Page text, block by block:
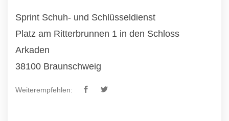
Sprint Schuh- und Schlüsseldienst
Platz am Ritterbrunnen 1 in den Schloss
Arkaden
38100 Braunschweig
Weiterempfehlen: